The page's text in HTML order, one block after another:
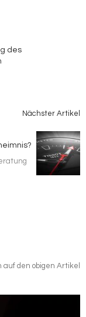
des
Nächster Artikel
den obigen Artikel